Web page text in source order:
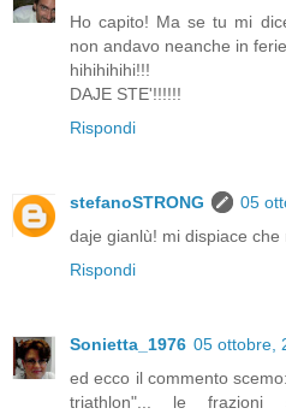
Ho capito! Ma se tu mi
non andavo neanche in
hihihihihi!!!
DAJE STE'!!!!!!
Rispondi
stefanoSTRONG
05
daje gianlù! mi dispiace che
Rispondi
Sonietta_1976 05 ottobre,
ed ecco il commento
triathlon"... le frazioni